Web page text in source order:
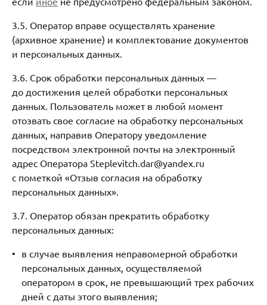
3.5. Оператор вправе осуществлять хранение
(архивное хранение) и комплектование документов
и персональных данных.
3.6. Срок обработки персональных данных —
до достижения целей обработки персональных
данных. Пользователь может в любой момент
отозвать свое согласие на обработку персональных
данных, направив Оператору уведомление
посредством электронной почты на электронный
адрес Оператора Steplevitch.dar@yandex.ru
с пометкой «Отзыв согласия на обработку
персональных данных».
3.7. Оператор обязан прекратить обработку
персональных данных:
в случае выявления неправомерной обработки
персональных данных, осуществляемой
оператором в срок, не превышающий трех рабочих
дней с даты этого выявления;